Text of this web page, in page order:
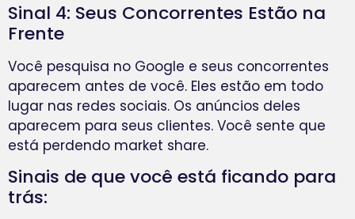
Sinal 4: Seus Concorrentes Estão na
Frente
Você pesquisa no Google e seus concorrentes
aparecem antes de você. Eles estão em todo
lugar nas redes sociais. Os anúncios deles
aparecem para seus clientes. Você sente que
está perdendo market share.
Sinais de que você está ficando para
trás: